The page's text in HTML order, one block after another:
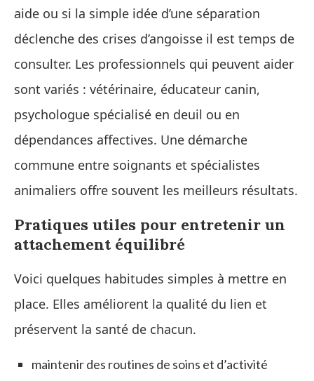
aide ou si la simple idée d’une séparation
déclenche des crises d’angoisse il est temps de
consulter. Les professionnels qui peuvent aider
sont variés : vétérinaire, éducateur canin,
psychologue spécialisé en deuil ou en
dépendances affectives. Une démarche
commune entre soignants et spécialistes
animaliers offre souvent les meilleurs résultats.
Pratiques utiles pour entretenir un
attachement équilibré
Voici quelques habitudes simples à mettre en
place. Elles améliorent la qualité du lien et
préservent la santé de chacun.
maintenir des routines de soins et d’activité